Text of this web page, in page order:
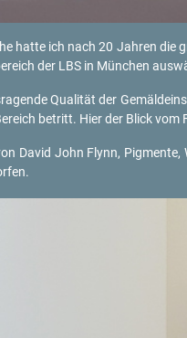
hatte ich nach 20 Jah­ren die
der LBS in Mün­chen
Qua­li­tät der
be­tritt. Hier der Blick
David John Flynn,